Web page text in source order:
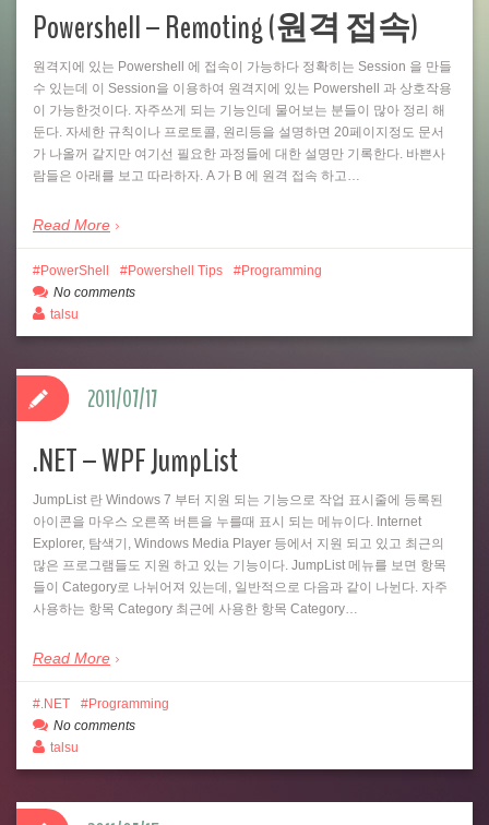
Powershell – Remoting (원격 접속)
원격지에 있는 Powershell 에 접속이 가능하다 정확히는 Session 을 만들
수 있는데 이 Session을 이용하여 원격지에 있는 Powershell 과 상호작용
이 가능한것이다. 자주쓰게 되는 기능인데 물어보는 분들이 많아 정리 해
둔다. 자세한 규칙이나 프로토콜, 원리등을 설명하면 20페이지정도 문서
가 나올꺼 같지만 여기선 필요한 과정들에 대한 설명만 기록한다. 바쁜사
람들은 아래를 보고 따라하자. A 가 B 에 원격 접속 하고…
Read More
PowerShell Powershell Tips
Programming
No comments
talsu
.NET – WPF JumpList
JumpList 란 Windows 7 부터 지원 되는 기능으로 작업 표시줄에 등록된
아이콘을 마우스 오른쪽 버튼을 누를때 표시 되는 메뉴이다. Internet
Explorer, 탐색기, Windows Media Player 등에서 지원 되고 있고 최근의
많은 프로그램들도 지원 하고 있는 기능이다. JumpList 메뉴를 보면 항목
들이 Category로 나뉘어져 있는데, 일반적으로 다음과 같이 나뉜다. 자주
사용하는 항목 Category 최근에 사용한 항목 Category…
Read More
2011/07/17
.NET
Programming
No comments
talsu